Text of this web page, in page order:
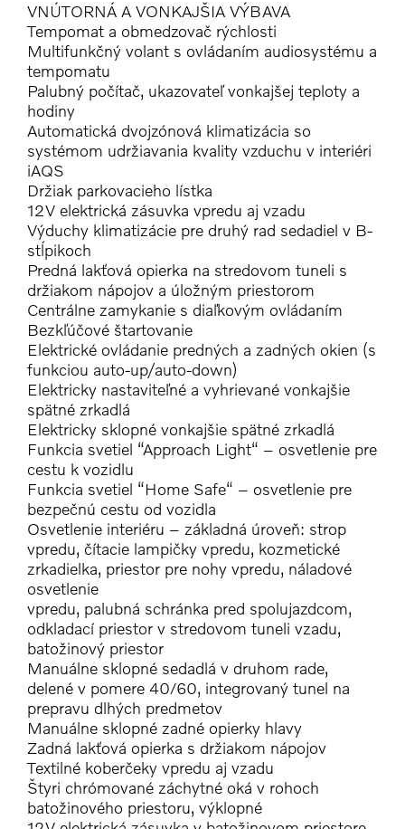
VNÚTORNÁ A VONKAJŠIA VÝBAVA
Tempomat a obmedzovač rýchlosti
Multifunkčný volant s ovládaním audiosystému a
tempomatu
Palubný počítač, ukazovateľ vonkajšej teploty a
hodiny
Automatická dvojzónová klimatizácia so
systémom udržiavania kvality vzduchu v interiéri
iAQS
Držiak parkovacieho lístka
12V elektrická zásuvka vpredu aj vzadu
Výduchy klimatizácie pre druhý rad sedadiel v B-
stĺpikoch
Predná lakťová opierka na stredovom tuneli s
držiakom nápojov a úložným priestorom
Centrálne zamykanie s diaľkovým ovládaním
Bezkľúčové štartovanie
Elektrické ovládanie predných a zadných okien (s
funkciou auto-up/auto-down)
Elektricky nastaviteľné a vyhrievané vonkajšie
spätné zrkadlá
Elektricky sklopné vonkajšie spätné zrkadlá
Funkcia svetiel “Approach Light“ – osvetlenie pre
cestu k vozidlu
Funkcia svetiel “Home Safe“ – osvetlenie pre
bezpečnú cestu od vozidla
Osvetlenie interiéru – základná úroveň: strop
vpredu, čítacie lampičky vpredu, kozmetické
zrkadielka, priestor pre nohy vpredu, náladové
osvetlenie
vpredu, palubná schránka pred spolujazdcom,
odkladací priestor v stredovom tuneli vzadu,
batožinový priestor
Manuálne sklopné sedadlá v druhom rade,
delené v pomere 40/60, integrovaný tunel na
prepravu dlhých predmetov
Manuálne sklopné zadné opierky hlavy
Zadná lakťová opierka s držiakom nápojov
Textilné koberčeky vpredu aj vzadu
Štyri chrómované záchytné oká v rohoch
batožinového priestoru, výklopné